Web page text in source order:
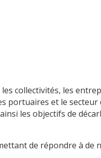
collectivités, les
portuaires et le secteur
les objectifs de
de répondre à de